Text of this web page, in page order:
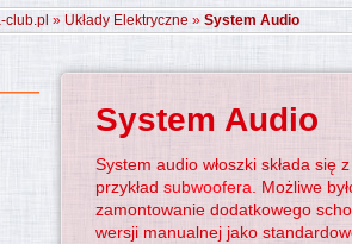
club.pl »Układy Elektryczne »System Audio
System Audio
System audio włoszki składa się
przykład subwoofera. Możliwe
zamontowanie dodatkowego
wersji manualnej jako